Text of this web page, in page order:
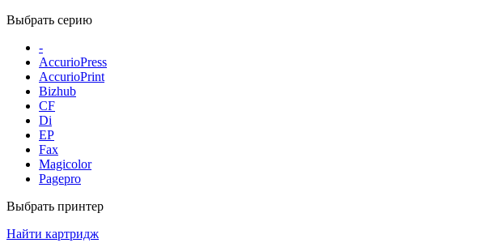
Выбрать серию
-
AccurioPress
AccurioPrint
Bizhub
CF
Di
EP
Fax
Magicolor
Pagepro
Выбрать принтер
Найти картридж